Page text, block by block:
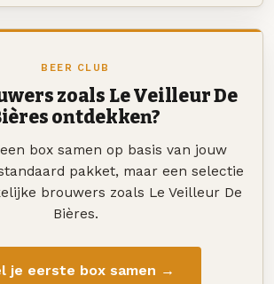
BEER CLUB
zoals Le Veilleur De
ontdekken?
box samen op basis van jouw
pakket, maar een selectie
brouwers zoals Le Veilleur De
Bières.
je eerste box samen →